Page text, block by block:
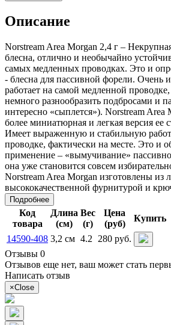
Описание
Norstream Area Morgan 2,4 г –
блесна, отлично и необычайно
самых медленных проводках. Это и
- блесна для пассивной форели. Очень
работает на самой медленной
немного разнообразить подбросами и
интересно «сыплется»). Norstream
более миниатюрная и легкая версия ее
Имеет выраженную и стабильную
проводке, фактически на месте. Это и
применение – «вымучивание»
она уже становится совсем
Norstream Area Morgan изготовлены из
высококачественной фурнитурой и
Подробнее
Код
товара
Длина
(см)
Вес
(г)
Цена
(руб)
Купить
14590-408 3,2 см 4.2
280 руб.
Отзывы 0
Отзывов еще нет, ваш может стать
Написать отзыв
×Close